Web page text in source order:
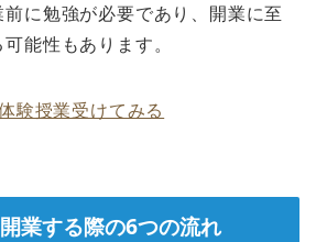
に勉強が必要であり、開業に至
能性もあります。
験授業受けてみる
業する際の6つの流れ